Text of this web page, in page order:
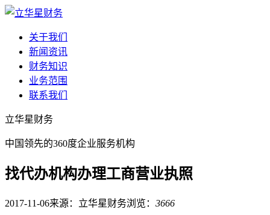
关于我们
新闻资讯
财务知识
业务范围
联系我们
立华星财务
中国领先的360度企业服务机构
找代办机构办理工商营业执照
2017-11-06来源：立华星财务浏览： 3666